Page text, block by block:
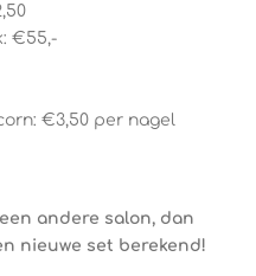
€55,-
€3,50 per nagel
andere salon, dan
nieuwe set berekend!